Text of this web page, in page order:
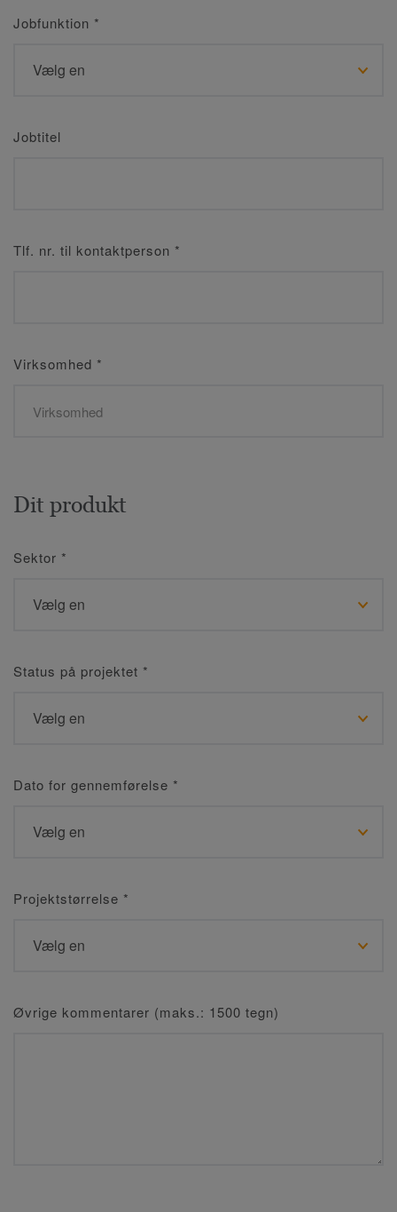
Jobfunktion *
Jobtitel
Tlf. nr. til kontaktperson *
Virksomhed *
Dit produkt
Sektor *
Status på projektet *
Dato for gennemførelse *
Projektstørrelse *
Øvrige kommentarer (maks.: 1500 tegn)